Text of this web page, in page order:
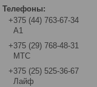
+375 (44) 763-67-34
А1
+375 (29) 768-48-31
МТС
+375 (25) 525-36-67
Лайф